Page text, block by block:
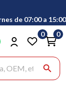
de 07:00 a 15:00
search
0 0